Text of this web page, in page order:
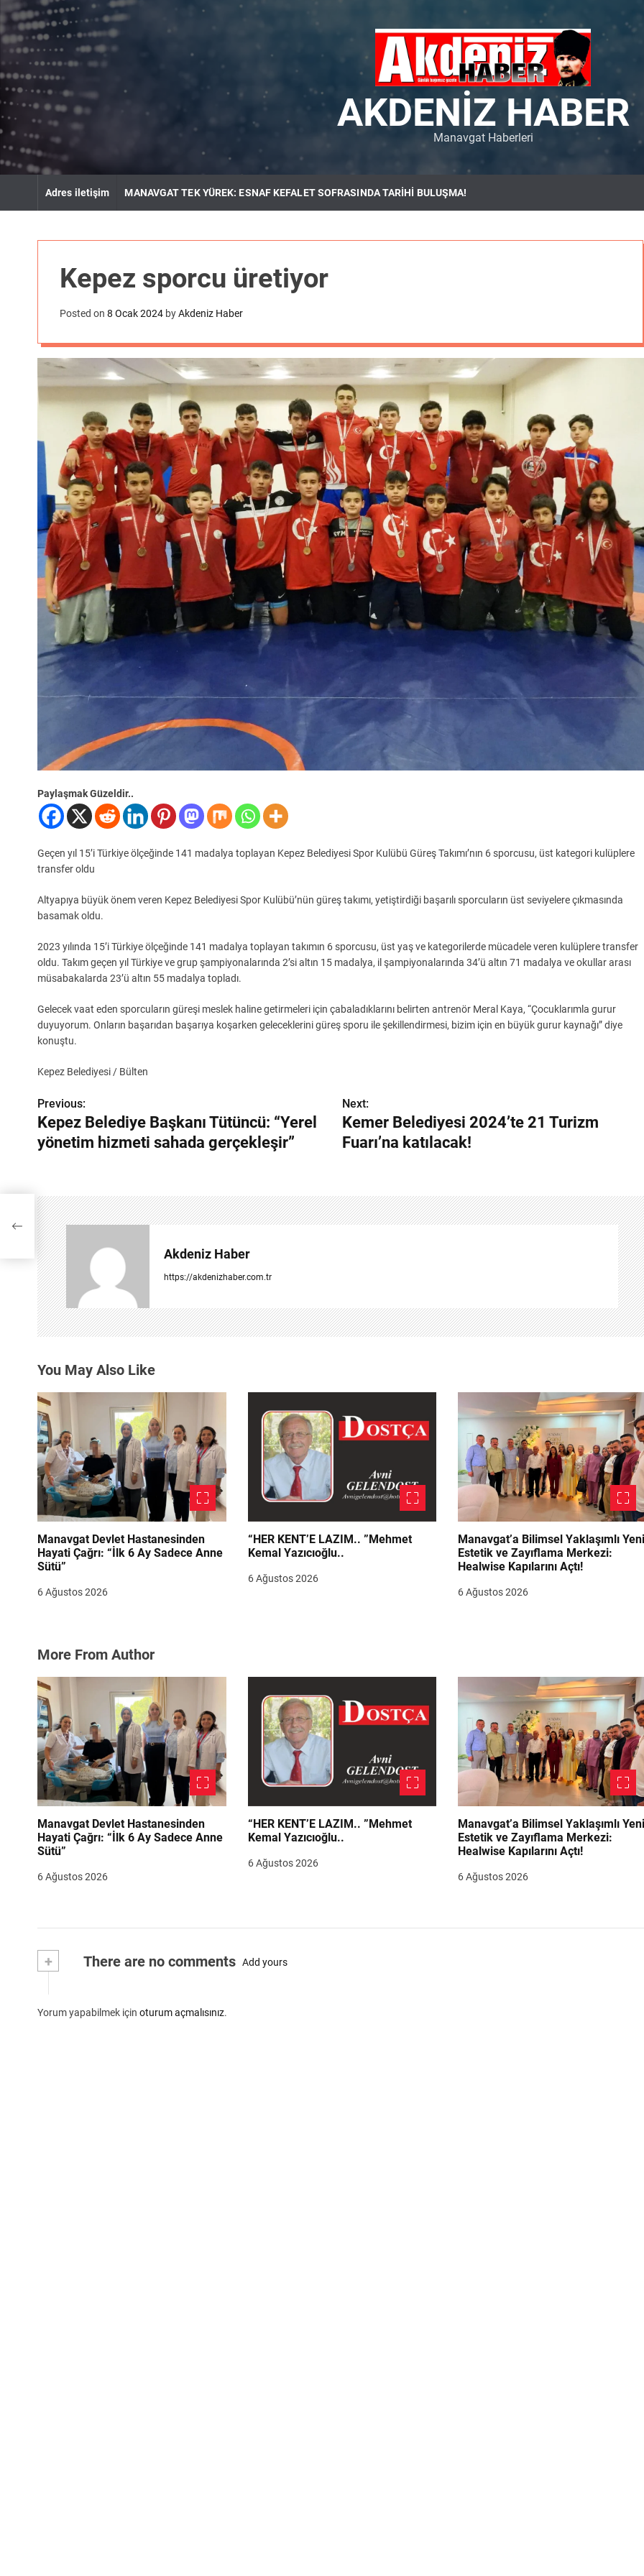
k
t
c
o
n
e
AKDENIZ HABER
Manavgat Haberleri
Adres iletişim MANAVGAT TEK YÜREK: ESNAF KEFALET SOFRASINDA TARİHİ BULUŞMA!
Kepez sporcu üretiyor
Posted on 8 Ocak 2024 byAkdeniz Haber
Paylaşmak Güzeldir..
Geçen yıl 15’i Türkiye ölçeğinde 141 madalya toplayan Kepez Belediyesi Spor Kulübü Güreş Takımı’nın 6 sporcusu, üst kategori kulüplere
transfer oldu
Altyapıya büyük önem veren Kepez Belediyesi Spor Kulübü’nün güreş takımı, yetiştirdiği başarılı sporcuların üst seviyelere çıkmasında
basamak oldu.
2023 yılında 15’i Türkiye ölçeğinde 141 madalya toplayan takımın 6 sporcusu, üst yaş ve kategorilerde mücadele veren kulüplere transfer
oldu. Takım geçen yıl Türkiye ve grup şampiyonalarında 2’si altın 15 madalya, il şampiyonalarında 34’ü altın 71 madalya ve okullar arası
müsabakalarda 23’ü altın 55 madalya topladı.
Gelecek vaat eden sporcuların güreşi meslek haline getirmeleri için çabaladıklarını belirten antrenör Meral Kaya, “Çocuklarımla gurur
duyuyorum. Onların başarıdan başarıya koşarken geleceklerini güreş sporu ile şekillendirmesi, bizim için en büyük gurur kaynağı” diye
konuştu.
Kepez Belediyesi / Bülten
Y
a
g
e
z
i
n
e
s
i
Previous:
Kepez Belediye Başkanı Tütüncü: “Yerel
yönetim hizmeti sahada gerçekleşir”
Next:
Kemer Belediyesi 2024’te 21 Turizm
Fuarı’na katılacak!
Akdeniz Haber
https://akdenizhaber.com.tr
You May Also Like
Manavgat Devlet Hastanesinden
Hayati Çağrı: “İlk 6 Ay Sadece Anne
Sütü”
6 Ağustos 2026
“HER KENT’E LAZIM.. ”Mehmet
Kemal Yazıcıoğlu..
6 Ağustos 2026
Manavgat’a Bilimsel Yaklaşımlı
Estetik ve Zayıflama Merkezi:
Healwise Kapılarını Açtı!
6 Ağustos 2026
More From Author
Manavgat Devlet Hastanesinden
Hayati Çağrı: “İlk 6 Ay Sadece Anne
Sütü”
6 Ağustos 2026
“HER KENT’E LAZIM.. ”Mehmet
Kemal Yazıcıoğlu..
6 Ağustos 2026
Manavgat’a Bilimsel Yaklaşımlı
Estetik ve Zayıflama Merkezi:
Healwise Kapılarını Açtı!
6 Ağustos 2026
+ There are no comments Add yours
Yorum yapabilmek için oturum açmalısınız.